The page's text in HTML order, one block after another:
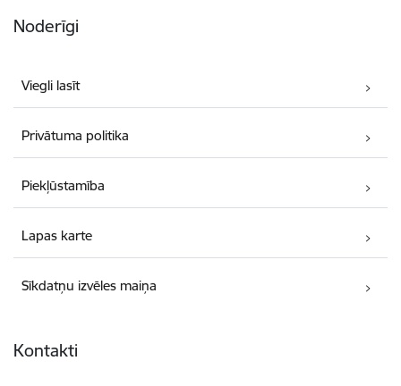
Noderīgi
Viegli lasīt
Privātuma politika
Piekļūstamība
Lapas karte
Sīkdatņu izvēles maiņa
Kontakti